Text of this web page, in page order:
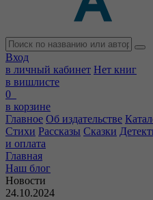
Вход
в личный кабинет Нет книг
в вишлисте
0
в корзине
Главное Об издательстве
Стихи Рассказы Сказки
и оплата
Главная
Наш блог
Новости
24.10.2024